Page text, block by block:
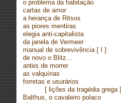
o problema da habitação
cartas de amor
a herança de Ritsos
as piores mentiras
elegia anti-capitalista
da janela de Vermeer
manual de sobrevivência[ I ]
de novo o Blitz...
antes de morrer
as valquírias
forretas e usurários
[ lições da tragédia grega ]
Balthus, o cavaleiro polaco